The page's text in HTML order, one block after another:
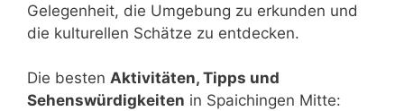
Gelegenheit, die Umgebung zu erkunden und
die kulturellen Schätze zu entdecken.
Die besten Aktivitäten, Tipps und
Sehenswürdigkeiten in Spaichingen Mitte: